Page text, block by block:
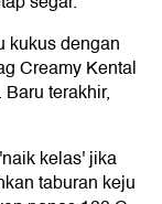
kukus dengan
Creamy Kental
terakhir,
kelas' jika
taburan keju